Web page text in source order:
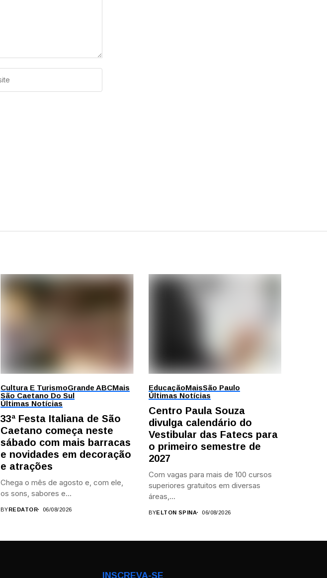
Cultura E TurismoGrande ABCMais
São Caetano Do Sul
Últimas Notícias
33ª Festa Italiana de São
Caetano começa neste
sábado com mais barracas
e novidades em decoração
e atrações
Chega o mês de agosto e, com ele,
os sons, sabores e...
BYREDATOR 06/08/2026
EducaçãoMaisSão Paulo
Últimas Notícias
Centro Paula Souza
divulga calendário do
Vestibular das Fatecs para
o primeiro semestre de
2027
Com vagas para mais de 100 cursos
superiores gratuitos em diversas
áreas,...
BYELTON SPINA 06/08/2026
INSCREVA-SE